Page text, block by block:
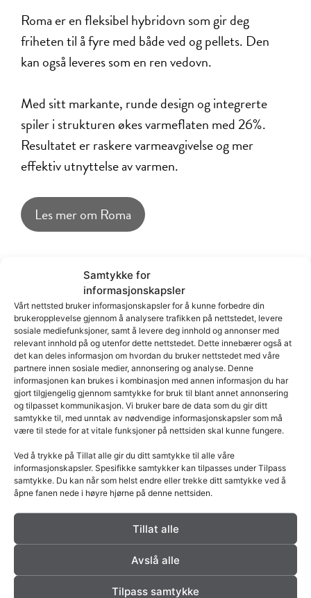
Samtykke for
informasjonskapsler
Vårt nettsted bruker informasjonskapsler for å kunne forbedre din
brukeropplevelse gjennom å analysere trafikken på nettstedet, levere
sosiale mediefunksjoner, samt å levere deg innhold og annonser med
relevant innhold på og utenfor dette nettstedet. Dette innebærer også at
det kan deles informasjon om hvordan du bruker nettstedet med våre
partnere innen sosiale medier, annonsering og analyse. Denne
informasjonen kan brukes i kombinasjon med annen informasjon du har
gjort tilgjengelig gjennom samtykke for bruk til blant annet annonsering
og tilpasset kommunikasjon. Vi bruker bare de data som du gir ditt
samtykke til, med unntak av nødvendige informasjonskapsler som må
være til stede for at vitale funksjoner på nettsiden skal kunne fungere.
Ved å trykke på Tillat alle gir du ditt samtykke til alle våre
informasjonskapsler. Spesifikke samtykker kan tilpasses under Tilpass
samtykke. Du kan når som helst endre eller trekke ditt samtykke ved å
åpne fanen nede i høyre hjørne på denne nettsiden.
Tillat alle
Avslå alle
Tilpass samtykke
Roma er en fleksibel hybridovn som gir deg
friheten til å fyre med både ved og pellets. Den
kan også leveres som en ren vedovn.
Med sitt markante, runde design og integrerte
spiler i strukturen økes varmeflaten med 26%.
Resultatet er raskere varmeavgivelse og mer
effektiv utnyttelse av varmen.
Les mer om Roma
Se Roma på Boligmessen
Du finner Roma på stand F17/F-19 sammen med
Henriksen Peisforumpå Boligmessen i
Oslo/Hellerudsletta 27. februar – 1. mars.